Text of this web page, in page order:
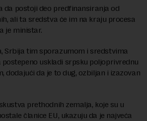
da postoji deo predfinansiranja od
ali ta sredstva će im na kraju procesa
je ministar.
Srbija tim sporazumom i sredstvima
uskladi srpsku poljoprivrednu
dodajući da je to dug, ozbiljan i izazovan
prethodnih zemalja, koje su u
članice EU, ukazuju da je najveća